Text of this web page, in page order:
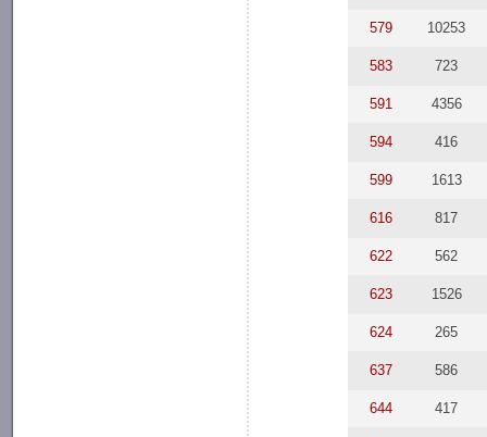
579 10253
583 723
591 4356
594 416
599 1613
616 817
622 562
623 1526
624 265
637 586
644 417